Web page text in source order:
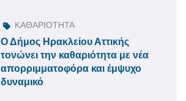
ΚΑΘΑΡΙΟΤΗΤΑ
Ο Δήμος Ηρακλείου Αττικής
τονώνει την καθαριότητα με νέα
απορριμματοφόρα και έμψυχο
δυναμικό